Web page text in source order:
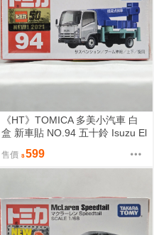
《HT》TOMICA 多美小汽車 白
盒 新車貼 NO.94 五十鈴 Isuzu El
售價 599